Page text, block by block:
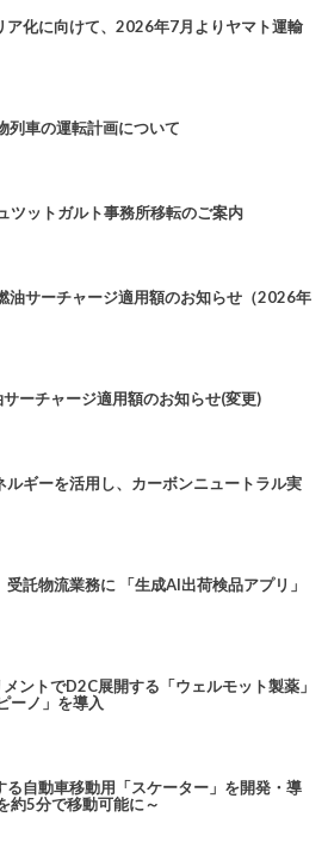
ア化に向けて、2026年7月よりヤマト運輸
列車の運転計画について
ツットガルト事務所移転のご案内
油サーチャージ適用額のお知らせ（2026年
ーチャージ適用額のお知らせ(変更)
ギーを活用し、カーボンニュートラル実
託物流業務に 「生成AI出荷検品アプリ」
ントでD2C展開する「ウェルモット製薬」
ーノ」を導入
る自動車移動用「スケーター」を開発・導
約5分で移動可能に～